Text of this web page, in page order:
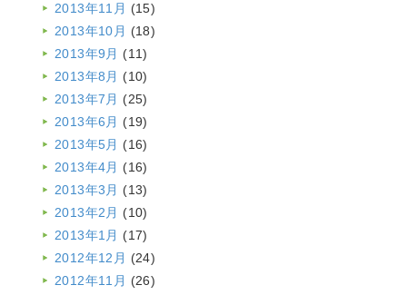
2013年11月 (15)
2013年10月 (18)
2013年9月 (11)
2013年8月 (10)
2013年7月 (25)
2013年6月 (19)
2013年5月 (16)
2013年4月 (16)
2013年3月 (13)
2013年2月 (10)
2013年1月 (17)
2012年12月 (24)
2012年11月 (26)